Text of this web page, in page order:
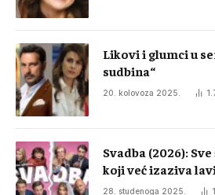
Likovi i glumci u
sudbina“
20. kolovoza 2025.
Svadba (2026):
koji već izaziva
28. studenoga 2025.